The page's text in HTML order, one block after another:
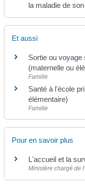
la maladie de
Et aussi
Sortie ou
(maternelle ou
Famille
Santé à l'école
élémentaire)
Famille
Pour en savoir plus
L'accueil et la
Ministère chargé de